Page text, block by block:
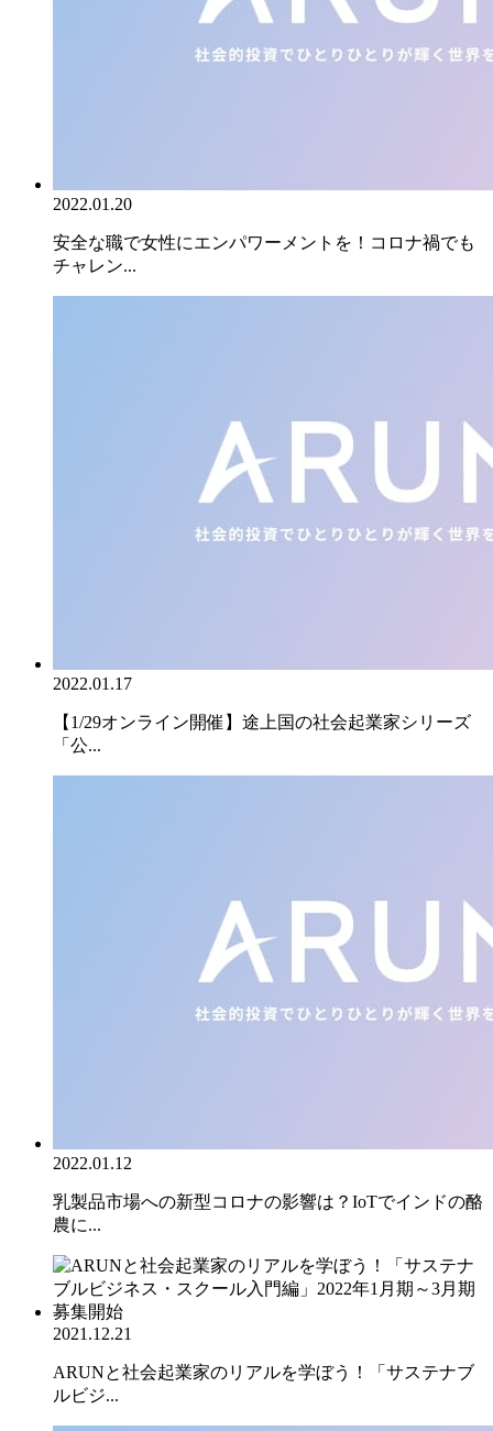
2022.01.20
安全な職で女性にエンパワーメントを！コロナ禍でも
チャレン...
2022.01.17
【1/29オンライン開催】途上国の社会起業家シリーズ
「公...
2022.01.12
乳製品市場への新型コロナの影響は？IoTでインドの酪
農に...
2021.12.21
ARUNと社会起業家のリアルを学ぼう！「サステナブ
ルビジ...